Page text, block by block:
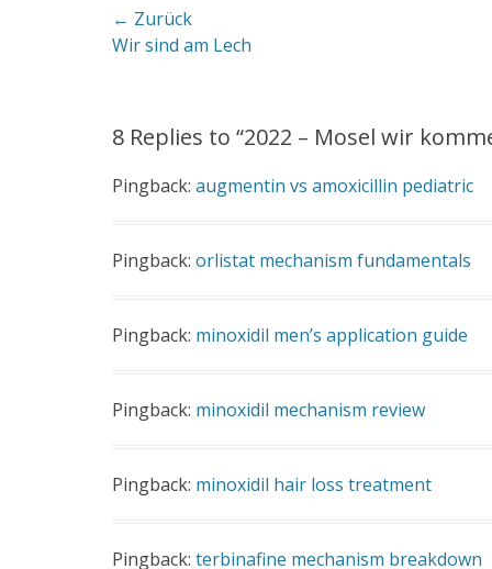
Beitragsnavigation
← Zurück
Vorhergehender
Wir sind am Lech
8 Replies to “2022 – Mosel wir
Pingback: augmentin vs amoxicillin pediatric
Pingback: orlistat mechanism fundamentals
Pingback: minoxidil men’s application guide
Pingback: minoxidil mechanism review
Pingback: minoxidil hair loss treatment
Pingback: terbinafine mechanism breakdown